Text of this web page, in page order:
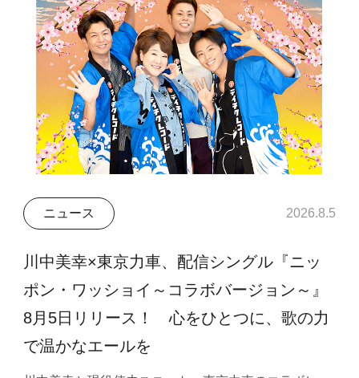
ニュース 2026.8.5
川中美幸×東京力車、配信シングル『ニッ
ポン・ワッショイ～コラボバージョン～』
8月5日リリース！ 心をひとつに、歌の力
で温かなエールを